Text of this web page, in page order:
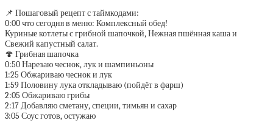
📌 Пошаговый рецепт с таймкодами:
0:00 что сегодня в меню: Комплексный обед!
Куриные котлеты с грибной шапочкой, Нежная пшённая каша и
Свежий капустный салат.
🍄 Грибная шапочка
0:50 Нарезаю чеснок, лук и шампиньоны
1:25 Обжариваю чеснок и лук
1:59 Половину лука откладываю (пойдёт в фарш)
2:05 Обжариваю грибы
2:17 Добавляю сметану, специи, тимьян и сахар
3:05 Соус готов, остужаю